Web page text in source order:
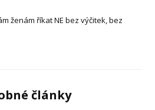
ženám říkat NE bez výčitek, bez
články